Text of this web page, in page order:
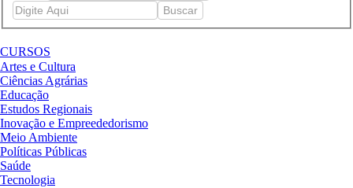
CURSOS
Artes e Cultura
Ciências Agrárias
Educação
Estudos Regionais
Inovação e Empreededorismo
Meio Ambiente
Políticas Públicas
Saúde
Tecnologia